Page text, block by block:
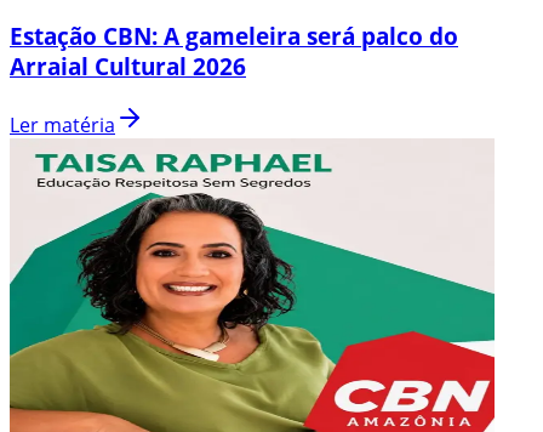
Estação CBN: A gameleira será palco do
Arraial Cultural 2026
Ler matéria